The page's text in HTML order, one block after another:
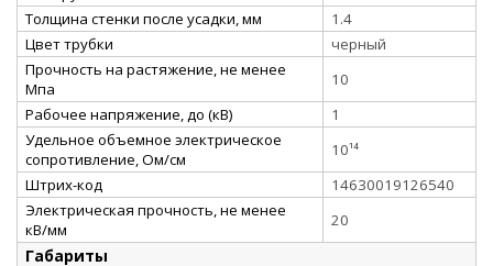
Толщина стенки после усадки, мм
1.4
Цвет трубки
черный
Прочность на растяжение, не менее
Мпа
10
Рабочее напряжение, до (кВ)
1
Удельное объемное электрическое
сопротивление, Ом/см
10¹⁴
Штрих-код
14630019126540
Электрическая прочность, не менее
кВ/мм
20
Габариты